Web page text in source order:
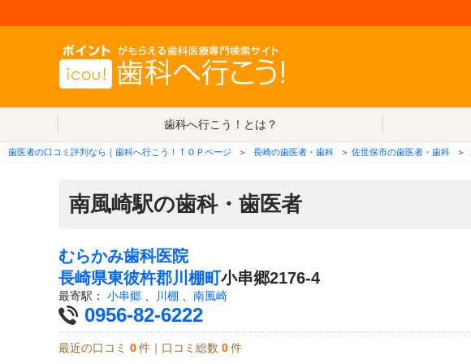
歯科へ行こう！とは？
歯医者の口コミ評判なら｜歯科へ行こう！ＴＯＰページ ＞ 長崎の歯医者・歯科 ＞ 佐世保市の歯医者・歯科 ＞
南風崎駅の歯科・歯医者
むらかみ歯科医院
長崎県東彼杵郡川棚町小串郷2176-4
最寄駅： 小串郷 川棚 南風崎
0956-82-6222
最近の口コミ 0 件｜口コミ総数 0 件